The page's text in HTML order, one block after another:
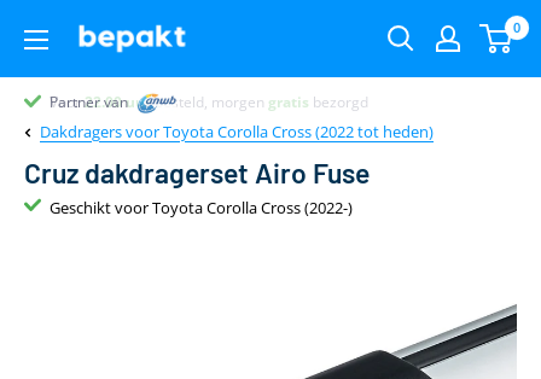
0
22.00uur gratis
Partner van
Partner van
Klantenbeoordeling 9.4
Dakdragers voor Toyota Corolla Cross (2022 tot heden)
Cruz dakdragerset Airo Fuse
Geschikt voor Toyota Corolla Cross (2022-)